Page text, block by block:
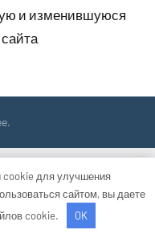
и изменившуюся
cookie для улучшения
сайтом, вы даете
cookie.
OK